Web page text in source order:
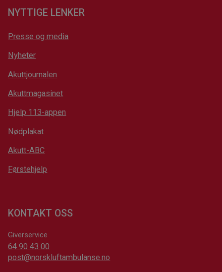
NYTTIGE LENKER
Presse og media
Nyheter
Akuttjournalen
Akuttmagasinet
Hjelp 113-appen
Nødplakat
Akutt-ABC
Førstehjelp
KONTAKT OSS
Giverservice
64 90 43 00
post@norskluftambulanse.no